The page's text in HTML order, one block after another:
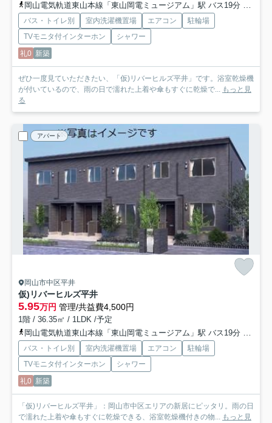
岡山電気軌道東山本線「東山岡電ミュージアム」駅 バス19分 「四軒屋」 停歩3分
バス・トイレ別 室内洗濯機置場 エアコン
駐輪場
TVモニタ付インターホン
シャワー
礼0 新築
ぜひ一度見ていただきたい、「仮)リバーヒルズ平井」です。浴室乾燥機
が付いているので、雨の日で濡れた上着や傘もすぐに乾燥で... もっと見
る
アパート
岡山市中区平井
仮)リバーヒルズ平井
5.95万円 管理/共益費4,500円
1階 / 36.35㎡ / 1LDK /予定
岡山電気軌道東山本線「東山岡電ミュージアム」駅 バス19分 「四軒屋」 停歩3分
バス・トイレ別 室内洗濯機置場 エアコン
駐輪場
TVモニタ付インターホン
シャワー
礼0 新築
「仮)リバーヒルズ平井」：岡山市中区エリアの新居にピッタリ。雨の日
で濡れた上着や傘もすぐに乾燥できる、浴室乾燥機付きの物... もっと見